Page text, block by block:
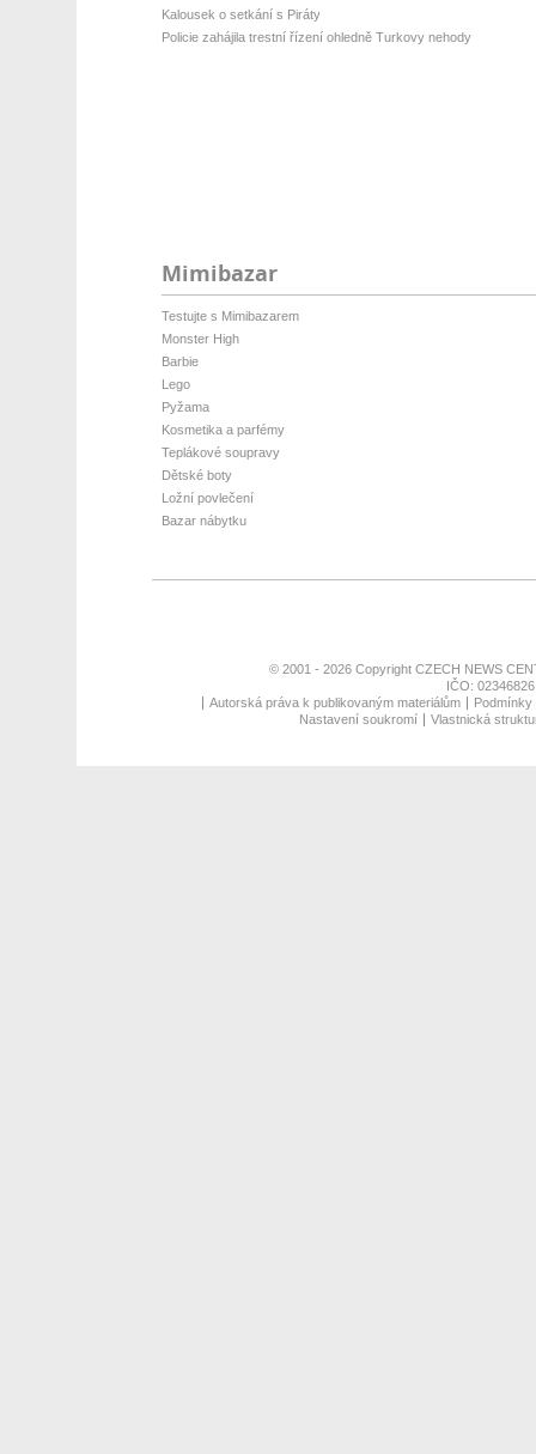
Kalousek o setkání s Piráty
Policie zahájila trestní řízení ohledně Turkovy nehody
Mimibazar
Testujte s Mimibazarem
Monster High
Barbie
Lego
Pyžama
Kosmetika a parfémy
Teplákové soupravy
Dětské boty
Ložní povlečení
Bazar nábytku
© 2001 - 2026 Copyright CZECH NEWS
IČO:
Autorská práva k publikovaným materiálům
Nastavení soukromí
Vlastnická